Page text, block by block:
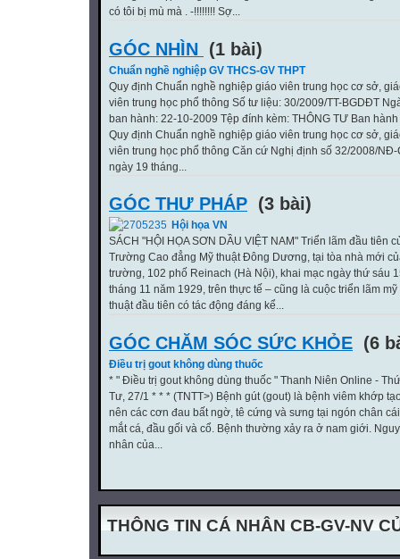
có tôi bị mù mà . -!!!!!!!! Sợ...
GÓC NHÌN (1 bài)
Chuẩn nghề nghiệp GV THCS-GV THPT
Quy định Chuẩn nghề nghiệp giáo viên trung học cơ sở,
viên trung học phổ thông Số tư liệu: 30/2009/TT-BGDĐT
ban hành: 22-10-2009 Tệp đính kèm: THÔNG TƯ Ban hành
Quy định Chuẩn nghề nghiệp giáo viên trung học cơ sở,
viên trung học phổ thông Căn cứ Nghị định số 32/2008/NĐ-
ngày 19 tháng...
GÓC THƯ PHÁP (3 bài)
Hội họa VN
SÁCH "HỘI HỌA SƠN DẦU VIỆT NAM" Triển lãm đầu tiên
Trường Cao đẳng Mỹ thuật Đông Dương, tại tòa nhà mới
trường, 102 phố Reinach (Hà Nội), khai mạc ngày thứ sáu
tháng 11 năm 1929, trên thực tế – cũng là cuộc triển lãm mỹ
thuật đầu tiên có tác động đáng kể...
GÓC CHĂM SÓC SỨC KHỎE (6
Điều trị gout không dùng thuốc
* " Điều trị gout không dùng thuốc " Thanh Niên Online - Thứ
Tư, 27/1 * * * (TNTT>) Bệnh gút (gout) là bệnh viêm khớp
nên các cơn đau bất ngờ, tê cứng và sưng tại ngón chân
mắt cá, đầu gối và cổ. Bệnh thường xảy ra ở nam giới.
nhân của...
THÔNG TIN CÁ NHÂN CB-GV-NV